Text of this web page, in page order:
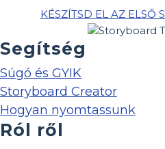
KÉSZÍTSD EL AZ ELSŐ
Segítség
Súgó és GYIK
Storyboard Creator
Hogyan nyomtassunk
Ról ről